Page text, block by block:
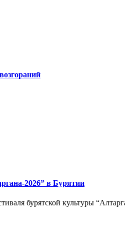
2026” в Бурятии
бурятской культуры